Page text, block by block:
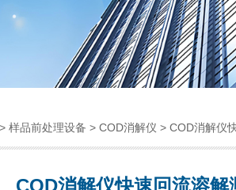
> 样品前处理设备 > COD消解仪 > COD消解仪快
COD消解仪快速回流溶解